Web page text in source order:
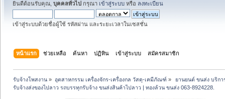
ยินดีต้อนรับคุณ, บุคคลทั่วไป กรุณา เข้าสู่ระบบ หรือ ลงทะเบียน
เข้าสู่ระบบด้วยชื่อผู้ใช้ รหัสผ่าน และระยะเวลาในเซสชั่น
หน้าแรก ช่วยเหลือ ค้นหา ปฏิทิน เข้าสู่ระบบ สมัครสมาชิก
รับจ้างโพสงาน » อุตสาหกรรม เครื่องจักร-เครื่องกล วัสดุ-เคมีภัณฑ์ »
ยานยนต์ ขนส่ง บริก
รับจ้างส่งของไปลาว รถบรรทุกรับจ้าง ขนส่งสินค้าไปลาว | ทองล้วน ขนส่ง 063-8924228.